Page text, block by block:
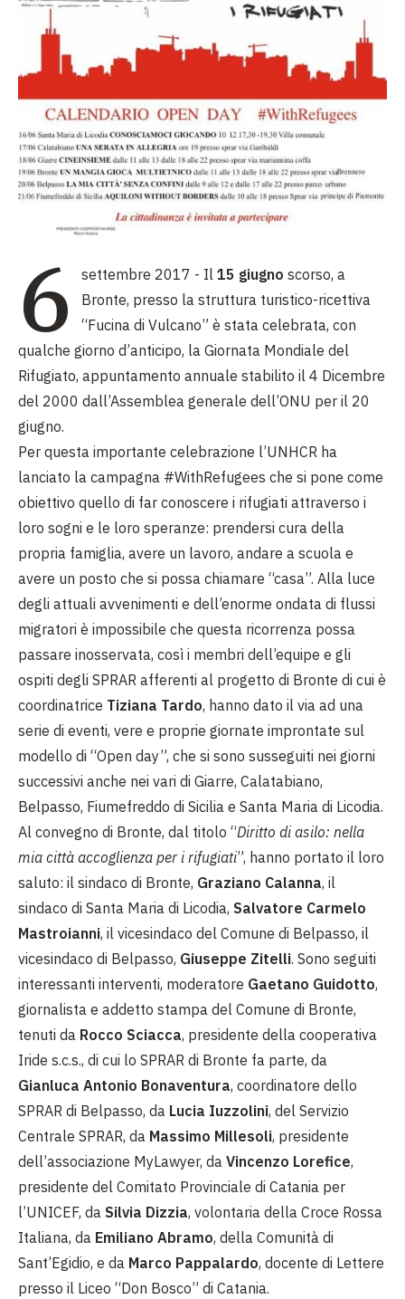
6 settembre 2017 - Il 15 giugno scorso, a
Bronte, presso la struttura turistico-ricettiva
“Fucina di Vulcano” è stata celebrata, con
qualche giorno d’anticipo, la Giornata Mondiale del
Rifugiato, appuntamento annuale stabilito il 4 Dicembre
del 2000 dall’Assemblea generale dell’ONU per il 20
giugno.
Per questa importante celebrazione l’UNHCR ha
lanciato la campagna #WithRefugees che si pone come
obiettivo quello di far conoscere i rifugiati attraverso i
loro sogni e le loro speranze: prendersi cura della
propria famiglia, avere un lavoro, andare a scuola e
avere un posto che si possa chiamare “casa”. Alla luce
degli attuali avvenimenti e dell’enorme ondata di flussi
migratori è impossibile che questa ricorrenza possa
passare inosservata, così i membri dell’equipe e gli
ospiti degli SPRAR afferenti al progetto di Bronte di cui è
coordinatrice Tiziana Tardo, hanno dato il via ad una
serie di eventi, vere e proprie giornate improntate sul
modello di “Open day”, che si sono susseguiti nei giorni
successivi anche nei vari di Giarre, Calatabiano,
Belpasso, Fiumefreddo di Sicilia e Santa Maria di Licodia.
Al convegno di Bronte, dal titolo “Diritto di asilo: nella
mia città accoglienza per i rifugiati”, hanno portato il loro
saluto: il sindaco di Bronte, Graziano Calanna, il
sindaco di Santa Maria di Licodia, Salvatore Carmelo
Mastroianni, il vicesindaco del Comune di Belpasso, il
vicesindaco di Belpasso, Giuseppe Zitelli. Sono seguiti
interessanti interventi, moderatore Gaetano Guidotto,
giornalista e addetto stampa del Comune di Bronte,
tenuti da Rocco Sciacca, presidente della cooperativa
Iride s.c.s., di cui lo SPRAR di Bronte fa parte, da
Gianluca Antonio Bonaventura, coordinatore dello
SPRAR di Belpasso, da Lucia Iuzzolini, del Servizio
Centrale SPRAR, da Massimo Millesoli, presidente
dell’associazione MyLawyer, da Vincenzo Lorefice,
presidente del Comitato Provinciale di Catania per
l’UNICEF, da Silvia Dizzia, volontaria della Croce Rossa
Italiana, da Emiliano Abramo, della Comunità di
Sant’Egidio, e da Marco Pappalardo, docente di Lettere
presso il Liceo “Don Bosco” di Catania.